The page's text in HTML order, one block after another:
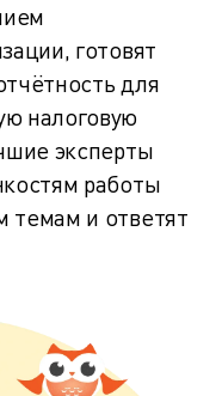
готовят
для
налоговую
эксперты
работы
темам и ответят